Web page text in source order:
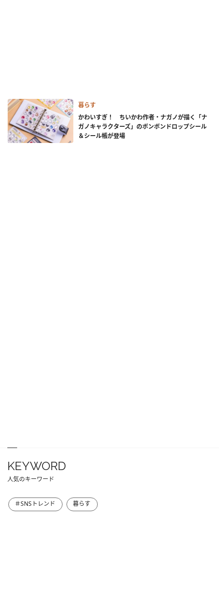
暮らす
かわいすぎ！ ちいかわ作者・ナガノが描く「ナ
ガノキャラクターズ」のボンボンドロップシール
＆シール帳が登場
KEYWORD
人気のキーワード
＃SNSトレンド 暮らす